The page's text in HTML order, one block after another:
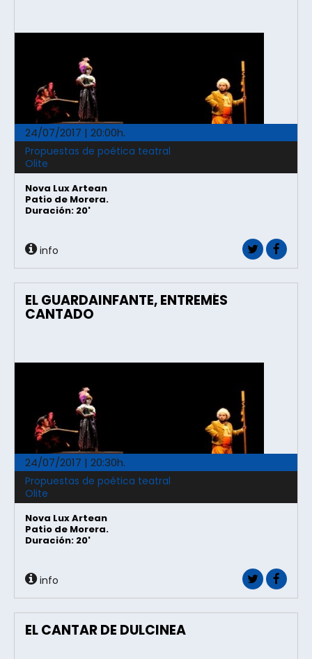
24/07/2017 | 20:00h.
Propuestas de poética teatral
Olite
Nova Lux Artean
Patio de Morera.
Duración: 20'
info
EL GUARDAINFANTE, ENTREMÉS
CANTADO
24/07/2017 | 20:30h.
Propuestas de poética teatral
Olite
Nova Lux Artean
Patio de Morera.
Duración: 20'
info
EL CANTAR DE DULCINEA